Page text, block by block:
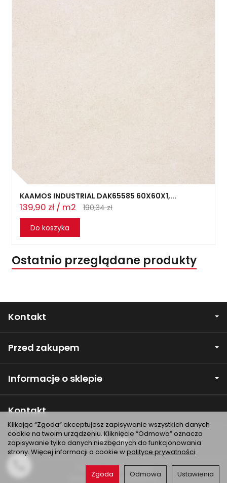
KAAMOS INDUSTRIAL DAK65585 60X60X1,...
139,90 zł / m2
190,34 zł
Do koszyka
Ostatnio przeglądane produkty
Kontakt
Przed zakupem
Informacje o sklepie
Kontakt
koszty dostawy
Sklep internetowy SOTESHOP AI
Klikając “Zgoda” akceptujesz zapisywanie wszystkich danych
cookie na twoim urządzeniu. Kliknięcie “Odmowa” oznacza
zapisywanie tylko danych niezbędnych do funkcjonowania
strony. Więcej informacji o cookie wpolityce prywatności.
Ustawienia
Odmowa
Zgoda